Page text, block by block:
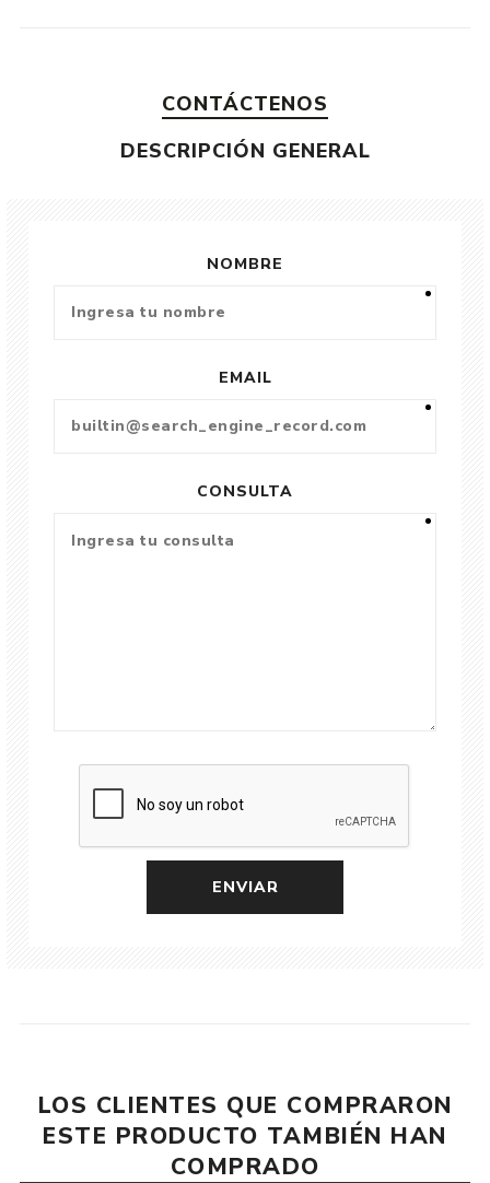
CONTÁCTENOS
DESCRIPCIÓN GENERAL
NOMBRE
EMAIL
CONSULTA
LOS CLIENTES QUE COMPRARON
ESTE PRODUCTO TAMBIÉN HAN
COMPRADO